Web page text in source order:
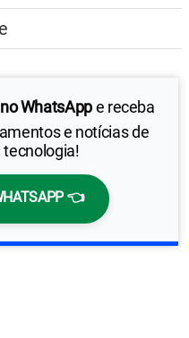
WhatsAppe receba
e notícias de
👈